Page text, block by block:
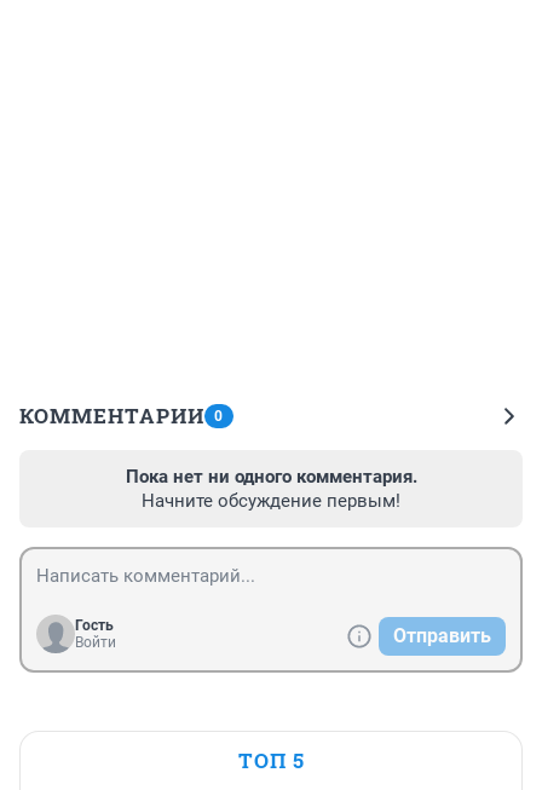
КОММЕНТАРИИ 0
Пока нет ни одного комментария.
Начните обсуждение первым!
Гость
Войти
Отправить
ТОП 5